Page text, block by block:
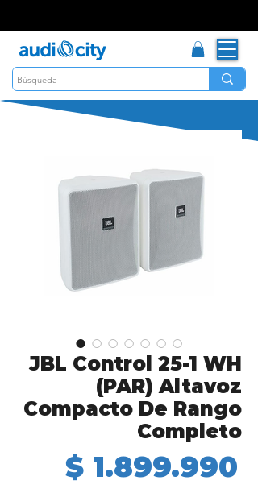
JBL Control 25-1 WH
(PAR) Altavoz
Compacto De Rango
Completo
$ 1.899.990